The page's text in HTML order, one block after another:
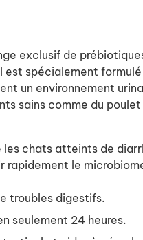
exclusif de
spécialement
un environnement
sains comme du
chats atteints de
rapidement le
troubles digestifs.
seulement 24 heures.